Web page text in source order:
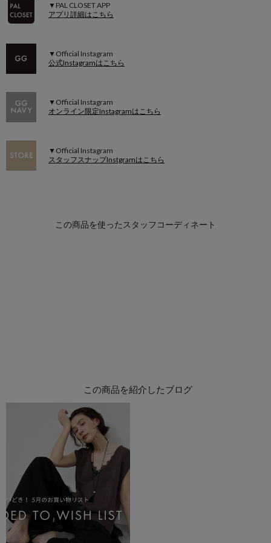
▼PAL CLOSET APP
アプリ詳細はこちら
▼Official Instagram
公式Instagramはこちら
▼Official Instagram
オンライン限定Instagramはこちら
▼Official Instagram
スタッフスナップInstgramはこちら
この商品を紹介したブログ